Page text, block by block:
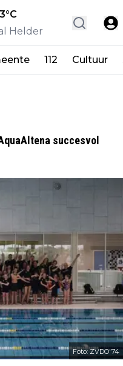
°C
Helder
112 Cultuur
succesvol
Foto: ZVDO'74